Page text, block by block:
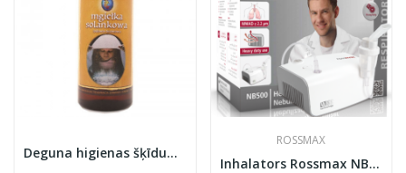
Deguna higienas šķīdums 950 ml
ROSSMAX
Inhalators Rossmax NB500 Pro